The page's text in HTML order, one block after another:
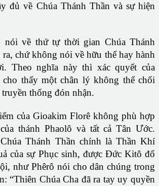
đủ về Chúa Thánh Thần và sự hiện
nói về thứ tự thời gian Chúa Thánh
chứ không nói về hữu thể hay hành
Theo nghĩa này thì xác quyết của
cho thấy một chân lý không thể chối
thống đón nhận.
của Gioakim Florê không phù hợp
thánh Phaolô và tất cả Tân Ước.
Thánh Thần chính là Thần Khí
của sự Phục sinh, được Đức Kitô đổ
như Phêrô nói cho dân chúng trong
“Thiên Chúa Cha đã ra tay uy quyền